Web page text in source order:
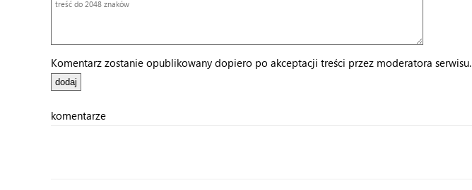
Komentarz zostanie opublikowany dopiero po akceptacji treści przez moderatora serwisu.
komentarze